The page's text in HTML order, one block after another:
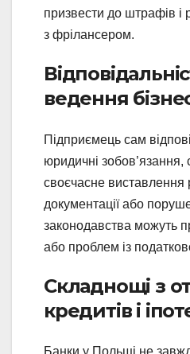
призвести до штрафів і
з фрілансером.
ведення
Підприємець сам
юридичні зобов’язання,
своєчасне виставлення
документації або
законодавства можуть
або проблем із
Складнощі з
кредитів і